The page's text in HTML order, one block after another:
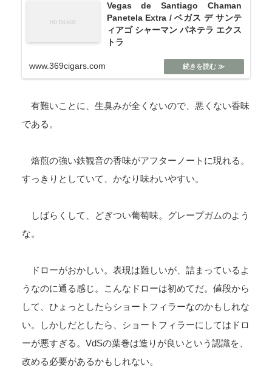
Vegas de Santiago Chaman
Panetela Extra / ベガス デ サンテ
ィアゴ シャーマン パネテラ エクス
トラ
www.369cigars.com
有難いことに、生臭みが全くないので、悪くない香味
である。
焙煎の強い鉄観音の香味がアフターノートに現れる。
すっきりとしていて、かなり味わいやすい。
しばらくして、どぎつい葡萄味。グレープガムのよう
な。
ドローがおかしい。表現は難しいが、詰まっているよ
うなのに通る感じ。こんなドローは初めてだ。値段から
して、ひょっとしたらショートフィラーなのかもしれな
い。しかしだとしたら、ショートフィラーにしてはドロ
ーが悪すぎる。VdSの葉巻は造りが良いという認識を、
改める必要があるかもしれない。